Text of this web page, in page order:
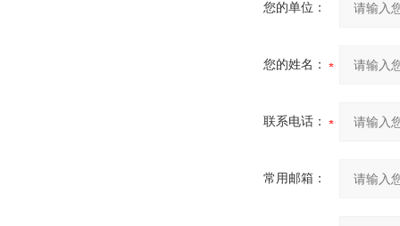
您的单位：
您的姓名：
联系电话：
常用邮箱：